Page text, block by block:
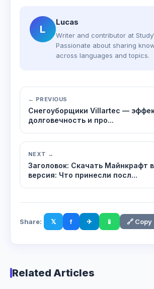
L
Lucas
Writer and contributor at
Passionate about sharing
across languages and topics.
← PREVIOUS
Снегоуборщики Villartec —
долговечность и про...
NEXT →
Заголовок: Скачать Майнкрафт
версия: Что принесли посл...
Share: 𝕏 f ✈ 📱 🔗 Copy
Related Articles